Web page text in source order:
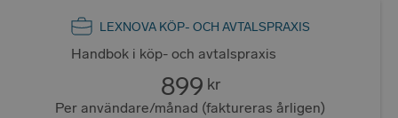
LEXNOVA KÖP- OCH AVTALSPRAXIS
Handbok i köp- och avtalspraxis
899 kr
Per användare/månad (faktureras årligen)